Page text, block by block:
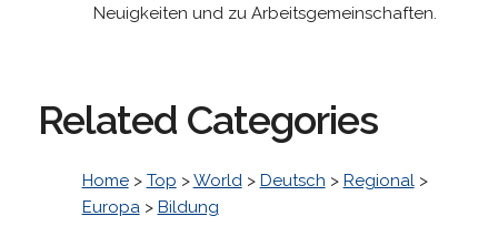
Neuigkeiten und zu Arbeitsgemeinschaften.
Related Categories
Home> Top >World> Deutsch > Regional>
Europa> Bildung